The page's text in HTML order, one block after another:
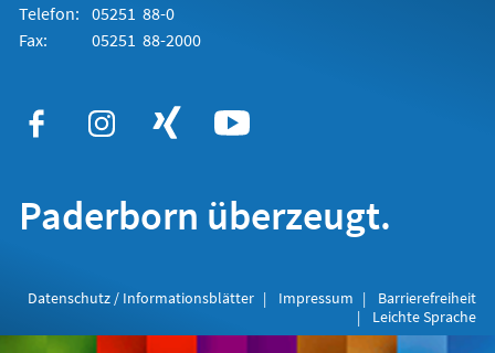
Telefon: 05251 88-0
Fax:
05251 88-2000
Paderborn überzeugt.
Datenschutz / Informationsblätter Impressum
Barrierefreiheit
Leichte Sprache